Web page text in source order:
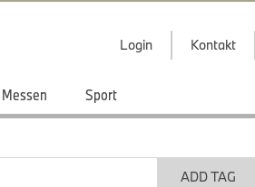
Login Kontakt
Messen Sport
ADD TAG